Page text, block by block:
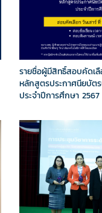
รายชื่อผู้มีสิทธิ์สอบคัดเ
หลักสูตรประกาศนียบั
ประจำปีการศึกษา 2567